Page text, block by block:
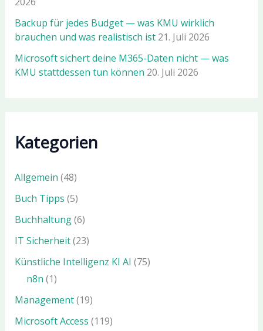
Backup für jedes Budget — was KMU wirklich
brauchen und was realistisch ist 21. Juli 2026
Microsoft sichert deine M365-Daten nicht — was
KMU stattdessen tun können 20. Juli 2026
Kategorien
Allgemein (48)
Buch Tipps (5)
Buchhaltung(6)
IT Sicherheit(23)
Künstliche Intelligenz KI AI (75)
n8n (1)
Management(19)
Microsoft Access (119)